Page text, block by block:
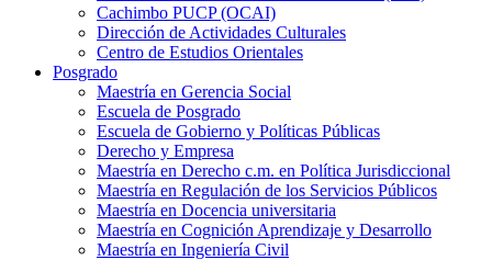
Cachimbo PUCP (OCAI)
Dirección de Actividades Culturales
Centro de Estudios Orientales
Posgrado
Maestría en Gerencia Social
Escuela de Posgrado
Escuela de Gobierno y Políticas Públicas
Derecho y Empresa
Maestría en Derecho c.m. en Política Jurisdiccional
Maestría en Regulación de los Servicios Públicos
Maestría en Docencia universitaria
Maestría en Cognición Aprendizaje y Desarrollo
Maestría en Ingeniería Civil